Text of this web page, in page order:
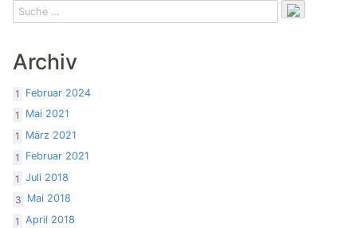
Archiv
1
Februar 2024
1
Mai 2021
1
März 2021
1
Februar 2021
1
Juli 2018
3 Mai 2018
1
April 2018